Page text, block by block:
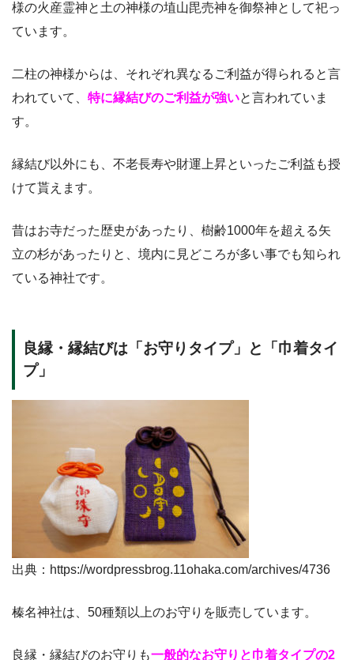
様の火産霊神と土の神様の埴山毘売神を御祭神として祀っ
ています。
二柱の神様からは、それぞれ異なるご利益が得られると言
われていて、 特に縁結びのご利益が強いと言われていま
す。
縁結び以外にも、不老長寿や財運上昇といったご利益も授
けて貰えます。
昔はお寺だった歴史があったり、樹齢1000年を超える矢
立の杉があったりと、境内に見どころが多い事でも知られ
ている神社です。
良縁・縁結びは「お守りタイプ」と「巾着タイ
プ」
出典：https://wordpressbrog.11ohaka.com/archives/4736
榛名神社は、50種類以上のお守りを販売しています。
良縁・縁結びのお守りも一般的なお守りと巾着タイプの2